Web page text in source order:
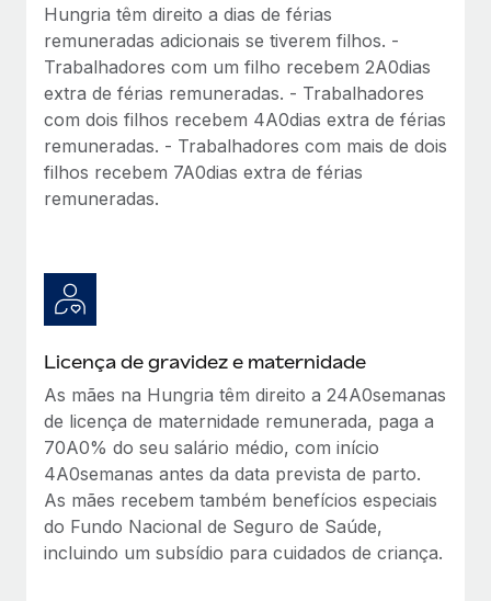
Hungria têm direito a dias de férias
remuneradas adicionais se tiverem filhos. -
Trabalhadores com um filho recebem 2A0dias
extra de férias remuneradas. - Trabalhadores
com dois filhos recebem 4A0dias extra de férias
remuneradas. - Trabalhadores com mais de dois
filhos recebem 7A0dias extra de férias
remuneradas.
Licença de gravidez e maternidade
As mães na Hungria têm direito a 24A0semanas
de licença de maternidade remunerada, paga a
70A0% do seu salário médio, com início
4A0semanas antes da data prevista de parto.
As mães recebem também benefícios especiais
do Fundo Nacional de Seguro de Saúde,
incluindo um subsídio para cuidados de criança.